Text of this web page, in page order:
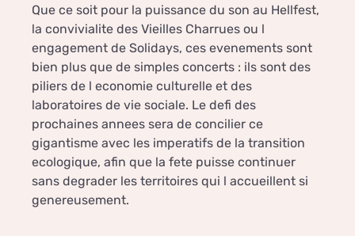
Que ce soit pour la puissance du son au Hellfest,
la convivialite des Vieilles Charrues ou l
engagement de Solidays, ces evenements sont
bien plus que de simples concerts : ils sont des
piliers de l economie culturelle et des
laboratoires de vie sociale. Le defi des
prochaines annees sera de concilier ce
gigantisme avec les imperatifs de la transition
ecologique, afin que la fete puisse continuer
sans degrader les territoires qui l accueillent si
genereusement.